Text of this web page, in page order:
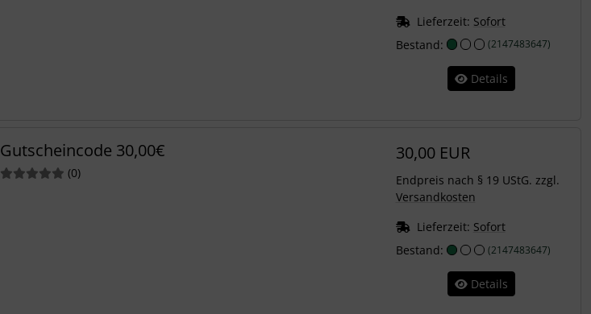
Lieferzeit: Sofort
Bestand:
(2147483647)
Details
Gutscheincode 30,00€
(0Bewertungen
)
30,00 EUR
Endpreis nach § 19 UStG. zzgl.
Versandkosten
Lieferzeit: Sofort
Bestand:
(2147483647)
Details